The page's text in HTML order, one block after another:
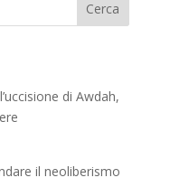
Cerca
di Awdah,
il neoliberismo